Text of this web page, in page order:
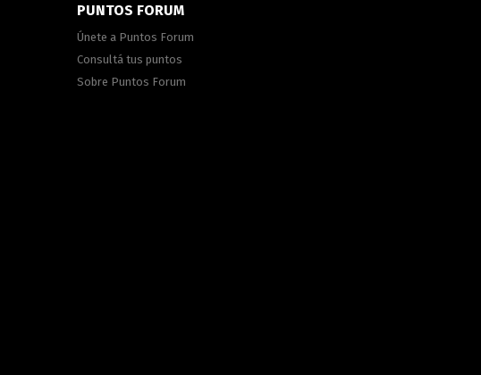
PUNTOS FORUM
Únete a Puntos Forum
Consultá tus puntos
Sobre Puntos Forum